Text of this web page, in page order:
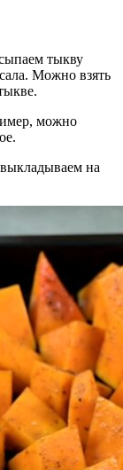
тыкву
Можно взять
можно
на